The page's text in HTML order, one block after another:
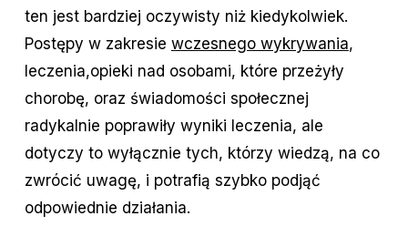
ten jest bardziej oczywisty niż kiedykolwiek.
Postępy w zakresie wczesnego wykrywania,
leczenia,opieki nad osobami, które przeżyły
chorobę, oraz świadomości społecznej
radykalnie poprawiły wyniki leczenia, ale
dotyczy to wyłącznie tych, którzy wiedzą, na co
zwrócić uwagę, i potrafią szybko podjąć
odpowiednie działania.